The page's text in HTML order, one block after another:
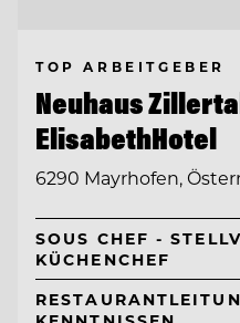
TOP ARBEITGEBER
Neuhaus
ElisabethHotel
6290 Mayrhofen,
SOUS CHEF -
KÜCHENCHEF